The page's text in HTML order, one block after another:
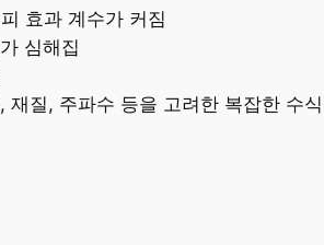
효과 계수가 커짐
심해집
질, 주파수 등을 고려한 복잡한 수